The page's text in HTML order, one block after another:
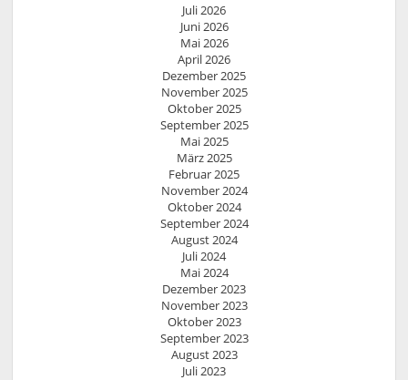
Juli 2026
Juni 2026
Mai 2026
April 2026
Dezember 2025
November 2025
Oktober 2025
September 2025
Mai 2025
März 2025
Februar 2025
November 2024
Oktober 2024
September 2024
August 2024
Juli 2024
Mai 2024
Dezember 2023
November 2023
Oktober 2023
September 2023
August 2023
Juli 2023